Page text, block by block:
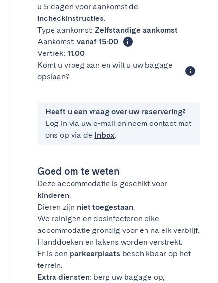
u 5 dagen voor aankomst de
incheckinstructies.
Type aankomst: Zelfstandige aankomst
Aankomst: vanaf 15:00
Vertrek: 11:00
Komt u vroeg aan en wilt u uw bagage
opslaan?
Heeft u een vraag over uw reservering?
Log in via uw e-mail en neem contact met
ons op via de Inbox.
Goed om te weten
Deze accommodatie is geschikt voor
kinderen.
Dieren zijn niet toegestaan.
We reinigen en desinfecteren elke
accommodatie grondig voor en na elk verblijf.
Handdoeken en lakens worden verstrekt.
Er is een parkeerplaats beschikbaar op het
terrein.
Extra diensten: berg uw bagage op,